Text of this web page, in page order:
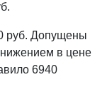
руб. Допущены
в цене
6940